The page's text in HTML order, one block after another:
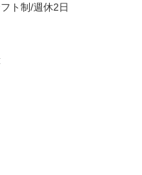
ト制/週休2日